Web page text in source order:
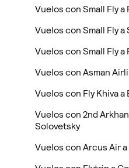
Vuelos con Small Fly a
Vuelos con Small Fly a
Vuelos con Small Fly
Vuelos con Asman
Vuelos con Fly Khiva a
Vuelos con 2nd
Solovetsky
Vuelos con Arcus Air